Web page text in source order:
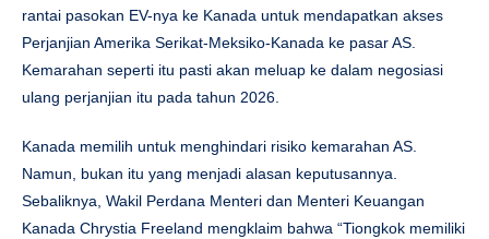
rantai pasokan EV-nya ke Kanada untuk mendapatkan akses
Perjanjian Amerika Serikat-Meksiko-Kanada ke pasar AS.
Kemarahan seperti itu pasti akan meluap ke dalam negosiasi
ulang perjanjian itu pada tahun 2026.
Kanada memilih untuk menghindari risiko kemarahan AS.
Namun, bukan itu yang menjadi alasan keputusannya.
Sebaliknya, Wakil Perdana Menteri dan Menteri Keuangan
Kanada Chrystia Freeland mengklaim bahwa “Tiongkok memiliki